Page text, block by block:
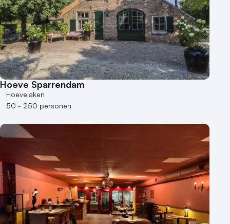
Hoeve Sparrendam
Hoevelaken
50 - 250 personen